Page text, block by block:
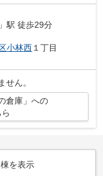
」駅 徒歩29分
小林西 １丁目
せん。
倉庫」への
棟を表示